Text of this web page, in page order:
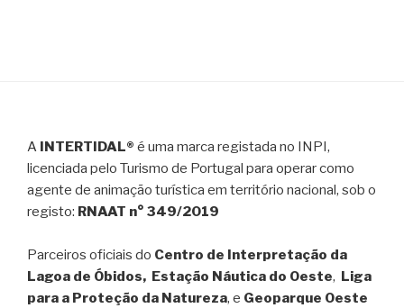
A INTERTIDAL® é uma marca registada no INPI,
licenciada pelo Turismo de Portugal para operar como
agente de animação turística em território nacional, sob o
registo: RNAAT n° 349/2019
Parceiros oficiais do Centro de Interpretação da
Lagoa de Óbidos, Estação Náutica do Oeste, Liga
para a Proteção da Natureza, e Geoparque Oeste